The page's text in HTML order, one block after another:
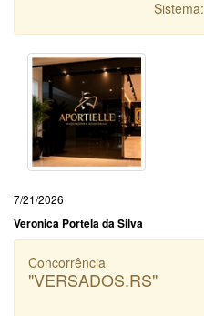
Sistema:
7/21/2026
Veronica Portela da Silva
Concorrência
"VERSADOS.RS"